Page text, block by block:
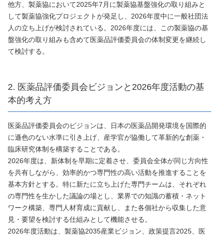
他方、製薬協において2025年7月に製薬協基盤強化の取り組みと
して製薬協強化プロジェクトが発足し、2026年度中に一般社団法
人の立ち上げが検討されている。2026年度には、この製薬協の基
盤強化の取り組みも含めて医薬品評価委員会の体制変更を継続し
て検討する。
2. 医薬品評価委員会ビジョンと2026年度活動の基
本的考え方
医薬品評価委員会のビジョンは、日本の医薬品開発環境を国際的
に遜色のない水準に引き上げ、産学官が協働して革新的な創薬・
臨床研究体制を構築することである。
2026年度は、新体制を早期に定着させ、委員会全体が同じ方向性
を共有しながら、効率的かつ専門性の高い活動を推進することを
基本方針とする。特に新たに立ち上げた専門チームは、それぞれ
の専門性を生かした議論の場とし、業界での知識の蓄積・ネット
ワーク構築、専門人材育成に貢献し、また各個社から収集した意
見・要望を検討する仕組みとして機能させる。
2026年度活動は、製薬協2035産業ビジョン、政策提言2025、医